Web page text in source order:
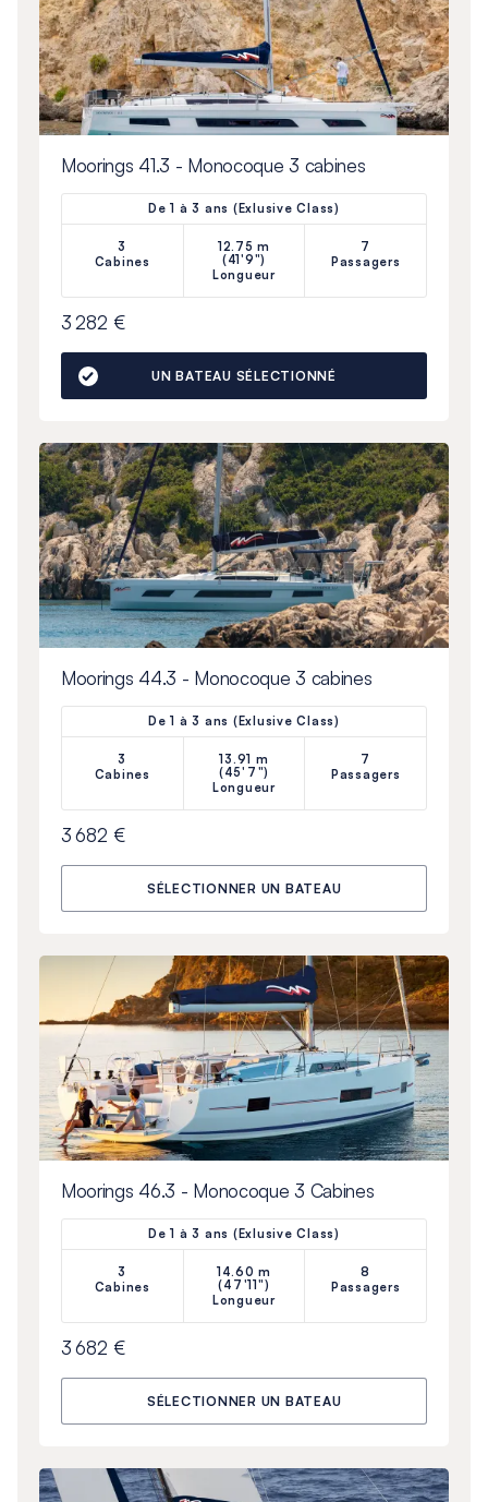
Moorings 41.3 - Monocoque 3 cabines
De 1 à 3 ans (Exlusive Class)
3
Cabines
12.75 m
(41'9")
Longueur
7
Passagers
3 282 €
UN BATEAU SÉLECTIONNÉ
Moorings 44.3 - Monocoque 3 cabines
De 1 à 3 ans (Exlusive Class)
3
Cabines
13.91 m
(45'7")
Longueur
7
Passagers
3 682 €
SÉLECTIONNER UN BATEAU
Moorings 46.3 - Monocoque 3 Cabines
De 1 à 3 ans (Exlusive Class)
3
Cabines
14.60 m
(47'11")
Longueur
8
Passagers
3 682 €
SÉLECTIONNER UN BATEAU